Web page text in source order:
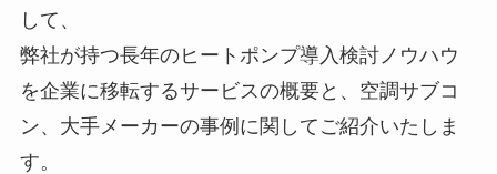
して、
弊社が持つ長年のヒートポンプ導入検討ノウハウ
を企業に移転するサービスの概要と、空調サブコ
ン、大手メーカーの事例に関してご紹介いたしま
す。